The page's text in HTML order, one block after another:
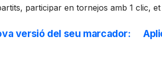
participar en tornejos amb 1 clic,
versió del seu marcador: